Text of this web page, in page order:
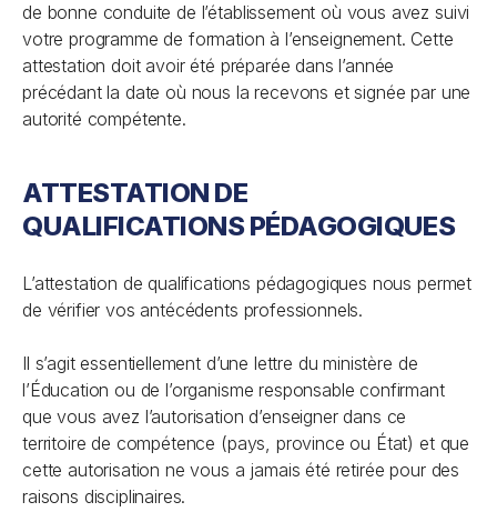
de bonne conduite de l’établissement où vous avez suivi
votre programme de formation à l’enseignement. Cette
attestation doit avoir été préparée dans l’année
précédant la date où nous la recevons et signée par une
autorité compétente.
ATTESTATION DE
QUALIFICATIONS PÉDAGOGIQUES
L’attestation de qualifications pédagogiques nous permet
de vérifier vos antécédents professionnels.
Il s’agit essentiellement d’une lettre du ministère de
l’Éducation ou de l’organisme responsable confirmant
que vous avez l’autorisation d’enseigner dans ce
territoire de compétence (pays, province ou État) et que
cette autorisation ne vous a jamais été retirée pour des
raisons disciplinaires.